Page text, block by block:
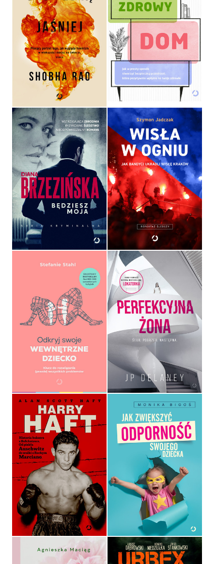
ONE PŁONĄ JAŚNIEJ
SHOBHA RAO
OPRAWA MIĘKKA ZE SKRZYDEŁKAMI
39,90 ZŁ
ZDROWY DOM
KATARZYNA DWORNIK
OPRAWA MIĘKKA ZE SKRZYDEŁKAMI
39,90 ZŁ
BĘDZIESZ MOJA
DIANA BRZEZIŃSKA
OPRAWA MIĘKKA ZE SKRZYDEŁKAMI
39,90 ZŁ
WISŁA W OGNIU
SZYMON JADCZAK
OPRAWA MIĘKKA ZE SKRZYDEŁKAMI
39,90 ZŁ
ODKRYJ SWOJE
WEWNĘTRZNE DZIECKO
OPRAWA MIĘKKA ZE SKRZYDEŁKAMI
39,90 ZŁ
PERFEKCYJNA ŻONA
JP DELANEY
OPRAWA MIĘKKA ZE SKRZYDEŁKAMI
39,90 ZŁ
HARRY HAFT
ALAN SCOTT HAFT
OPRAWA TWARDA
39,90 ZŁ
JAK ZWIĘKSZYĆ
ODPORNOŚĆ SWOJEGO
DZIECKA
MONIKA BIGOŚ
OPRAWA MIĘKKA ZE SKRZYDEŁKAMI
39,90 ZŁ